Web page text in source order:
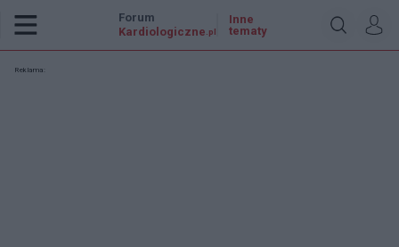
Forum
Kardiologiczne .pl
Inne
tematy
Reklama: